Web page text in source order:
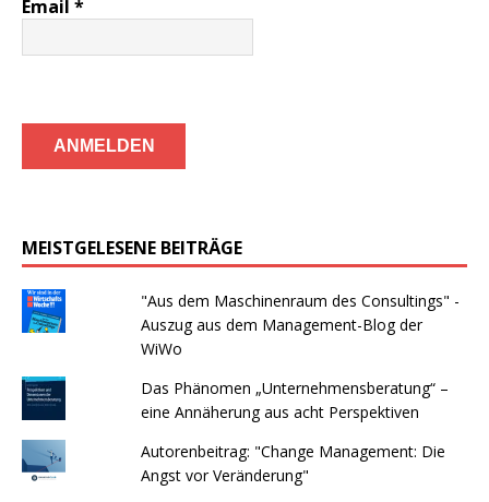
Email *
MEISTGELESENE BEITRÄGE
"Aus dem Maschinenraum des Consultings" -
Auszug aus dem Management-Blog der
WiWo
Das Phänomen „Unternehmensberatung“ –
eine Annäherung aus acht Perspektiven
Autorenbeitrag: "Change Management: Die
Angst vor Veränderung"